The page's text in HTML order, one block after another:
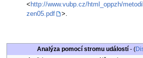
< http://www.vubp.cz/html_oppzh/
zen05.pdf
>.
Analýza pomocí stromu událostí - (